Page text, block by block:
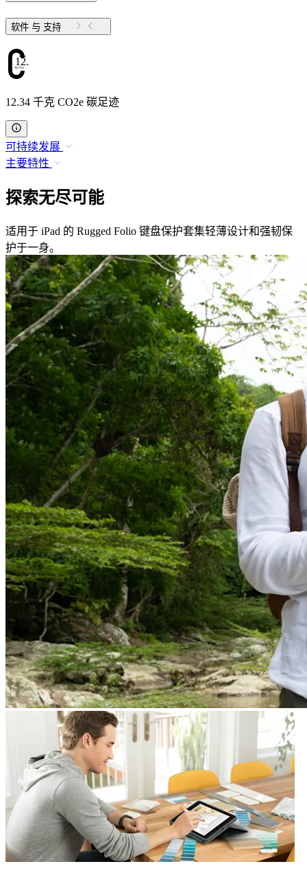
软件 与 支持
12.34
12.34 千克 CO2e 碳足迹
可持续发展
主要特性
探索无尽可能
适用于 iPad 的 Rugged Folio 键盘保护套集轻薄设计和强韧保
护于一身。